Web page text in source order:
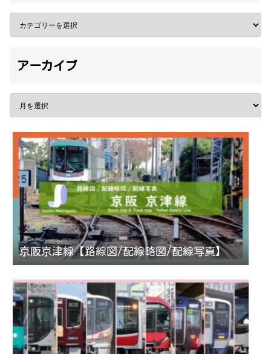
アーカイブ
京阪京津線【路線図/配線略図/配線写真】